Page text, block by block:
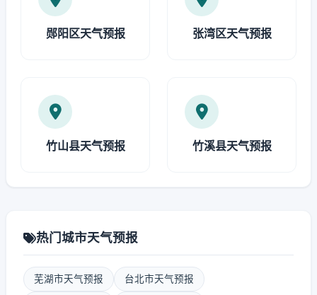
郧阳区天气预报 张湾区天气预报
竹山县天气预报 竹溪县天气预报
热门城市天气预报
芜湖市天气预报 台北市天气预报